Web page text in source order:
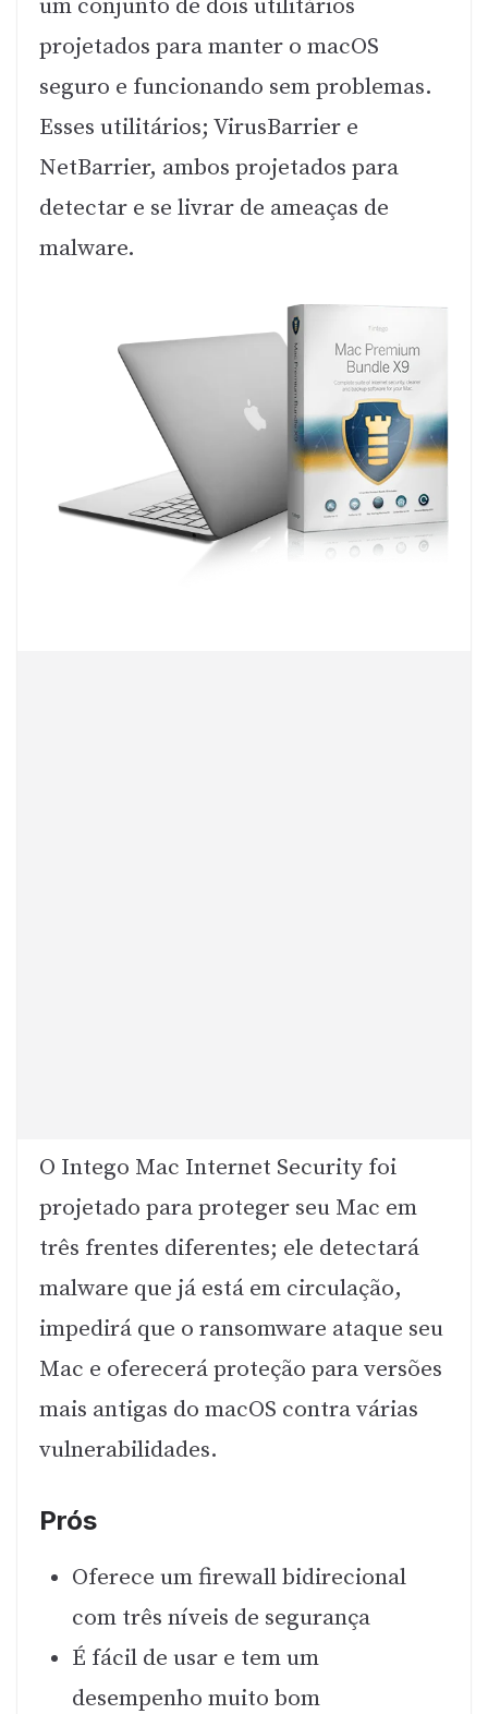
um conjunto de dois utilitários
projetados para manter o macOS
seguro e funcionando sem problemas.
Esses utilitários; VirusBarrier e
NetBarrier, ambos projetados para
detectar e se livrar de ameaças de
malware.
O Intego Mac Internet Security foi
projetado para proteger seu Mac em
três frentes diferentes; ele detectará
malware que já está em circulação,
impedirá que o ransomware ataque seu
Mac e oferecerá proteção para versões
mais antigas do macOS contra várias
vulnerabilidades.
Prós
Oferece um firewall bidirecional
com três níveis de segurança
É fácil de usar e tem um
desempenho muito bom